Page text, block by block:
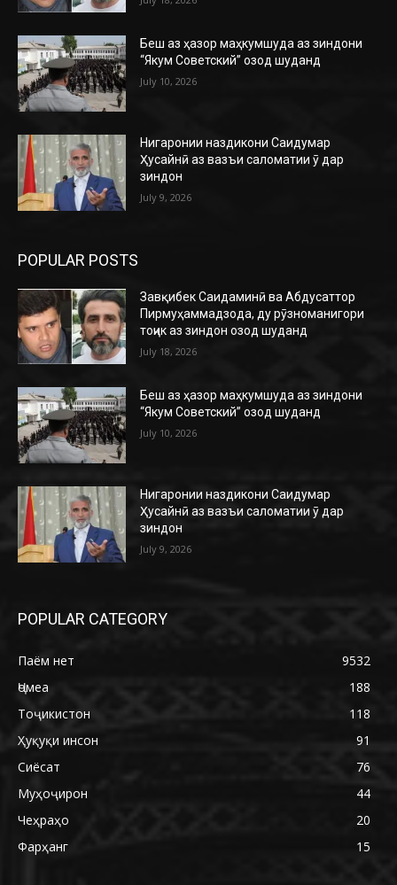
Беш аз ҳазор маҳкумшуда аз зиндони
“Якум Советский” озод шуданд
July 10, 2026
Нигаронии наздикони Саидумар
Ҳусайнӣ аз вазъи саломатии ӯ дар
зиндон
July 9, 2026
POPULAR POSTS
Завқибек Саидаминӣ ва Абдусаттор
Пирмуҳаммадзода, ду рӯзноманигори
тоҷик аз зиндон озод шуданд
July 18, 2026
Беш аз ҳазор маҳкумшуда аз зиндони
“Якум Советский” озод шуданд
July 10, 2026
Нигаронии наздикони Саидумар
Ҳусайнӣ аз вазъи саломатии ӯ дар
зиндон
July 9, 2026
POPULAR CATEGORY
Паём нет
9532
Ҷомеа
188
Тоҷикистон
118
Ҳуқуқи инсон
91
Сиёсат
76
Муҳоҷирон
44
Чеҳраҳо
20
Фарҳанг
15